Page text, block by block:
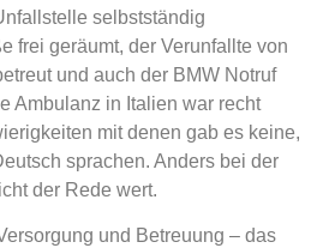
selbstständig
frei geräumt, der Verunfallte von
und auch der BMW Notruf
Ambulanz in Italien war recht
mit denen gab es keine,
sprachen. Anders bei der
der Rede wert.
und Betreuung – das